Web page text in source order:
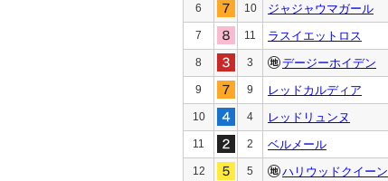
6 10 ジャジャウマガール
7 11 ラスイエットロス
8 3 デージーホイデン
9 9 レッドカルディア
10 4 レッドリュンヌ
11 2 ベルメール
12 5 ハリウッドクイーン